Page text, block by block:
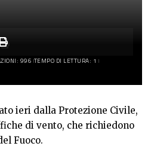
996 TEMPO DI LETTURA: 1
ieri dalla Protezione Civile,
di vento, che richiedono
Fuoco.